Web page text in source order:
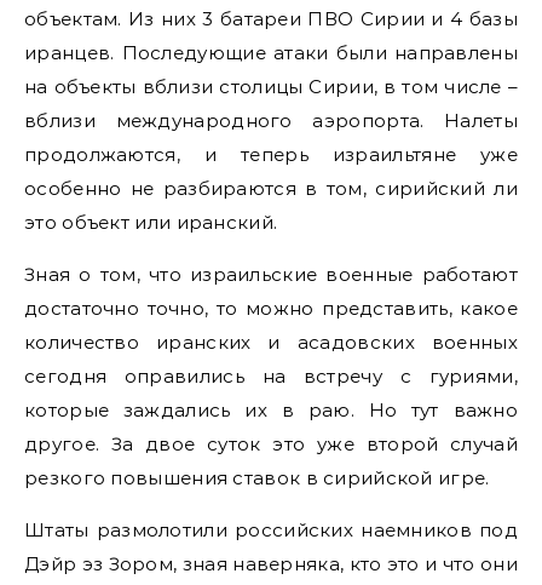
объектам. Из них 3 батареи ПВО Сирии и 4 базы
иранцев. Последующие атаки были направлены
на объекты вблизи столицы Сирии, в том числе –
вблизи международного аэропорта. Налеты
продолжаются, и теперь израильтяне уже
особенно не разбираются в том, сирийский ли
это объект или иранский.
Зная о том, что израильские военные работают
достаточно точно, то можно представить, какое
количество иранских и асадовских военных
сегодня оправились на встречу с гуриями,
которые заждались их в раю. Но тут важно
другое. За двое суток это уже второй случай
резкого повышения ставок в сирийской игре.
Штаты размолотили российских наемников под
Дэйр эз Зором, зная наверняка, кто это и что они